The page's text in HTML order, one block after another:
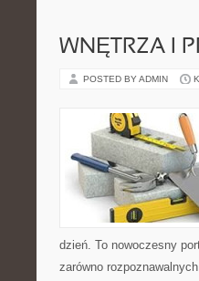
WNĘTRZA I
POSTED BY ADMIN
dzień. To nowoczesny
zarówno